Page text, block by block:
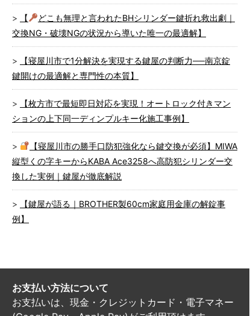
【
どこも無理と言われたBHシリンダー鍵折れ救出劇｜
交換NG・破壊NGの状況から導いた唯一の最適解】
【寝屋川市で1分解決を実現する鍵屋の判断力──南京錠
鍵開けの最適解と専門性の本質】
【枚方市で最短即日対応を実現！オートロック付きマン
ションの上下同一ディンプルキー化施工事例】
【寝屋川市の勝手口防犯強化なら鍵交換が必須】MIWA
縦型くの字キーからKABA Ace3258へ高防犯シリンダー交
換した実例｜鍵屋が徹底解説
【鍵屋が語る｜BROTHER製60cm家庭用金庫の解錠事
例】
お支払い方法について
お支払いは、現金・クレジットカード・電子マネー